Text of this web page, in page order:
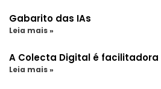
Gabarito das IAs
Leia mais »
A Colecta Digital é
Leia mais »